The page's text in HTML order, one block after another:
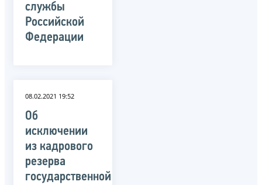
службы
Российской
Федерации
08.02.2021 19:52
Об
исключении
из кадрового
резерва
государственной